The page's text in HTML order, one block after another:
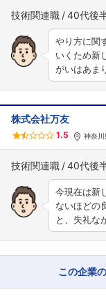
技術関連職 40代後
やり方に関
いくため新
がいはあま
株式会社万友
1.5 神奈川
技術関連職 40代後
今現在は新
ないほどの
と、失礼な
この企業